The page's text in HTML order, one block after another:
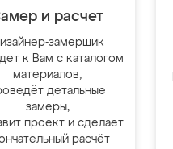
и расчет
замерщик
к Вам с каталогом
материалов,
детальные
замеры,
проект и сделает
расчёт